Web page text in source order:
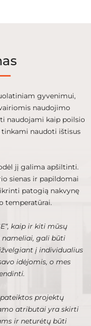
gyvenimui,
naudojimo
naudojami kaip poilsio
tinkami naudoti ištisus
jį galima apšiltinti.
sienas ir papildomai
patogią nakvynę
temperatūrai.
kaip ir kiti mūsų
gali būti
į individualius
idėjomis, o mes
projektų
atributai yra skirti
ir neturėtų būti